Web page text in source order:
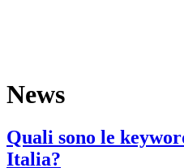
News
Quali sono le
Italia?